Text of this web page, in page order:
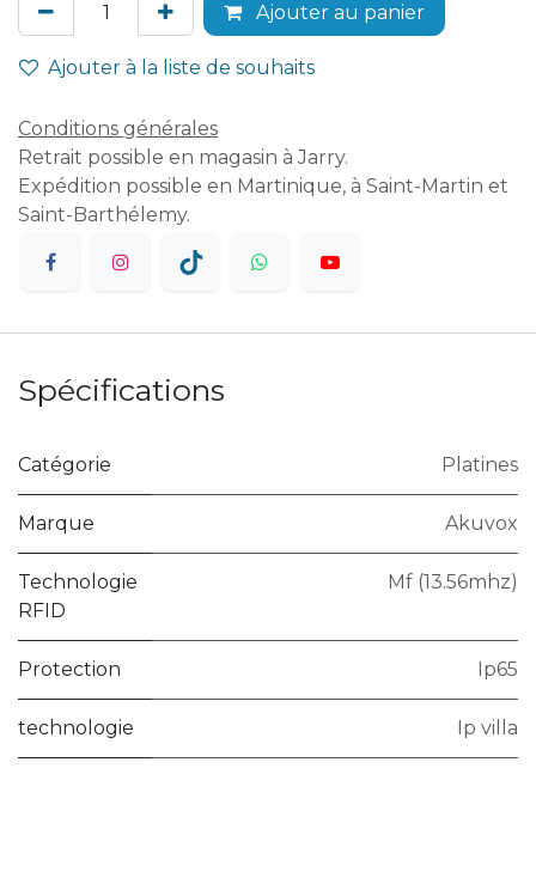
Ajouter au panier
Ajouter à la liste de souhaits
Conditions générales
Retrait possible en magasin à Jarry.
Expédition possible en Martinique, à Saint-Martin et
Saint-Barthélemy.
Spécifications
Catégorie Platines
Marque Akuvox
Technologie
RFID
Mf (13.56mhz)
Protection Ip65
technologie Ip villa